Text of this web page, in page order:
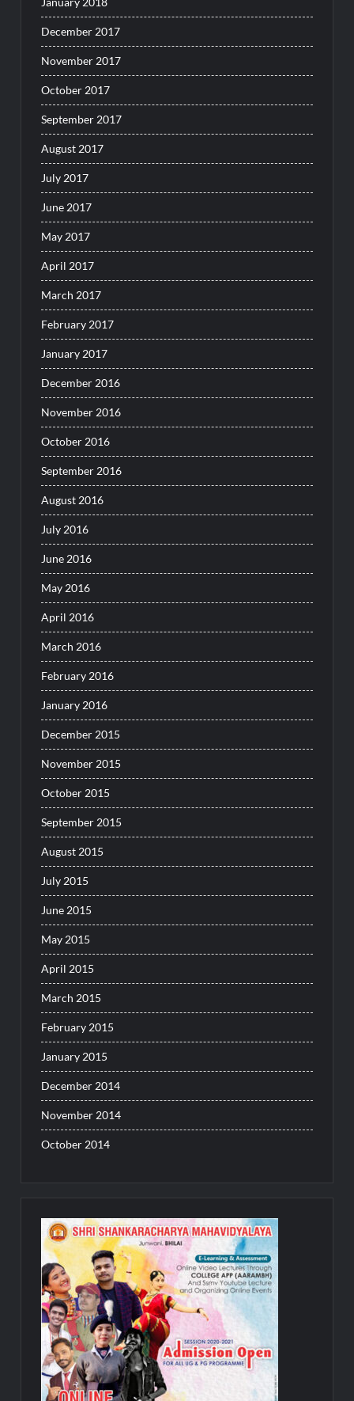
December 2017
November 2017
October 2017
September 2017
August 2017
July 2017
June 2017
May 2017
April 2017
March 2017
February 2017
January 2017
December 2016
November 2016
October 2016
September 2016
August 2016
July 2016
June 2016
May 2016
April 2016
March 2016
February 2016
January 2016
December 2015
November 2015
October 2015
September 2015
August 2015
July 2015
June 2015
May 2015
April 2015
March 2015
February 2015
January 2015
December 2014
November 2014
October 2014